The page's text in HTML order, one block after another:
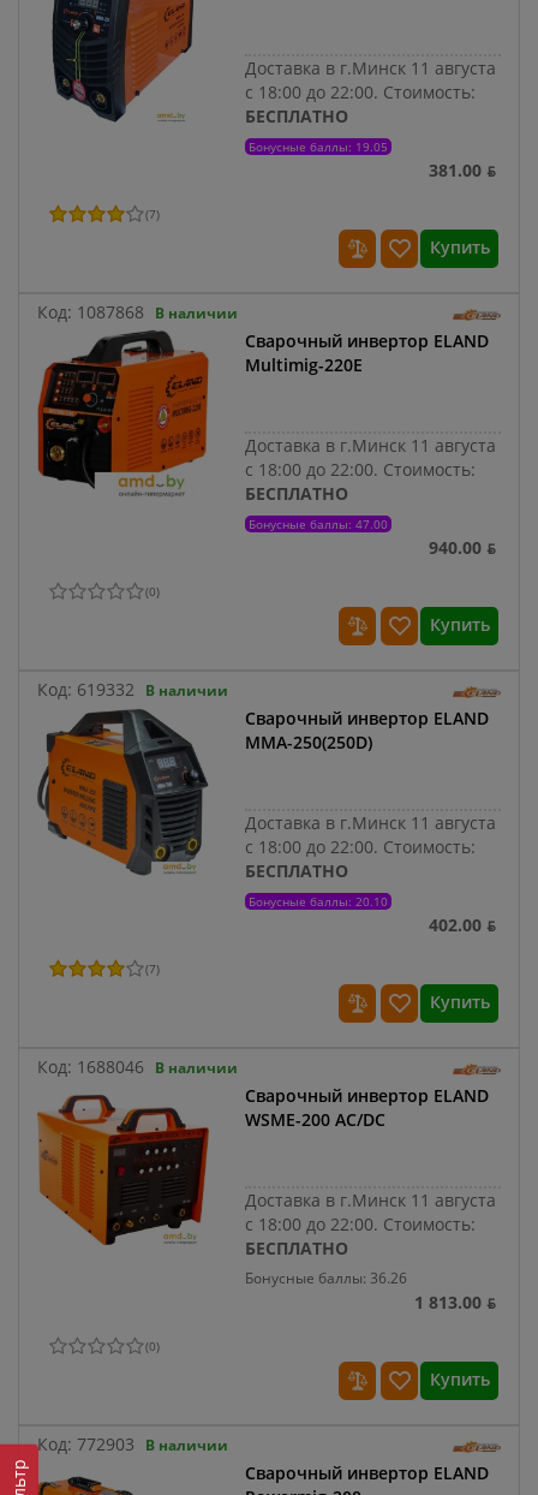
Доставка в г.Минск 11 августа
с 18:00 до 22:00. Стоимость:
БЕСПЛАТНО
Бонусные баллы: 19.05
381.00 ƃ
(7)
Купить
Код: 1087868 В наличии
Сварочный инвертор ELAND
Multimig-220E
Доставка в г.Минск 11 августа
с 18:00 до 22:00. Стоимость:
БЕСПЛАТНО
Бонусные баллы: 47.00
940.00 ƃ
(0)
Купить
Код: 619332 В наличии
Сварочный инвертор ELAND
MMA-250(250D)
Доставка в г.Минск 11 августа
с 18:00 до 22:00. Стоимость:
БЕСПЛАТНО
Бонусные баллы: 20.10
402.00 ƃ
(7)
Купить
Код: 1688046 В наличии
Сварочный инвертор ELAND
WSME-200 AC/DC
Доставка в г.Минск 11 августа
с 18:00 до 22:00. Стоимость:
БЕСПЛАТНО
Бонусные баллы: 36.26
1 813.00 ƃ
(0)
Купить
Код: 772903 В наличии
Сварочный инвертор ELAND